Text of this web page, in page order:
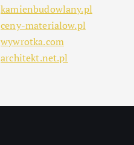
kamienbudowlany.pl
ceny-materialow.pl
wywrotka.com
architekt.net.pl